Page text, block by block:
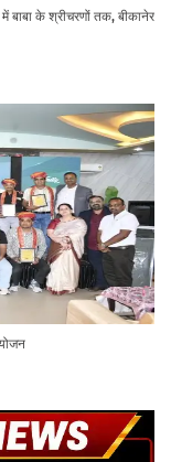
बाबा के श्रीचरणों तक, बीकानेर